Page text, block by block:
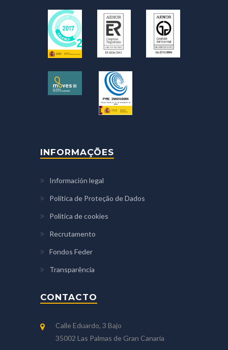
INFORMAÇÕES
Información legal
Política de Proteção de Dados
Política de cookies
Recrutamento
Fondos Feder
Transparência
CONTACTO
Calle Eduardo, 3 Bajo
35002 Las Palmas de Gran Canaria